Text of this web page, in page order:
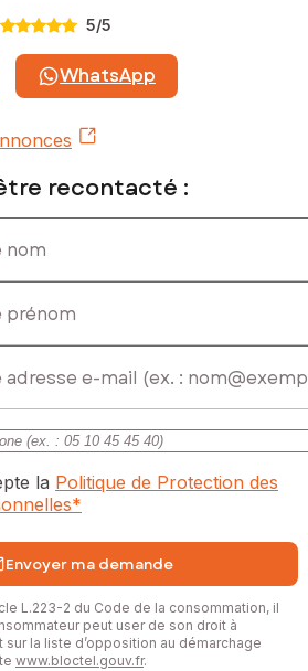
5/5
WhatsApp
recontacté :
la Politique de Protection des
*
Envoyer ma demande
L.223-2 du Code de la consommation, il
peut user de son droit à
sur la liste d’opposition au démarchage
www.bloctel.gouv.fr.